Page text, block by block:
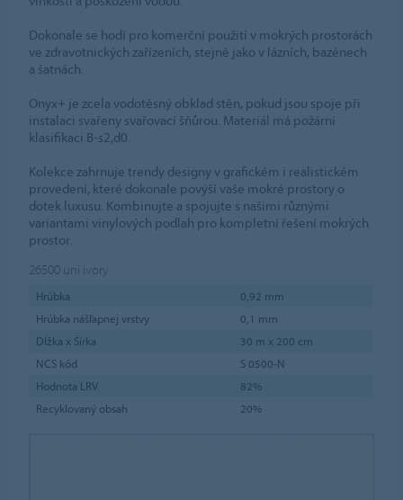
Dokonale se hodí pro komerční použití v mokrých prostorách
ve zdravotnických zařízeních, stejně jako v lázních, bazénech
a šatnách.
Onyx+ je zcela vodotěsný obklad stěn, pokud jsou spoje při
instalaci svařeny svařovací šňůrou. Materiál má požární
klasifikaci B-s2,d0.
Kolekce zahrnuje trendy designy v grafickém i realistickém
provedení, které dokonale povýší vaše mokré prostory o
dotek luxusu. Kombinujte a spojujte s našimi různými
variantami vinylových podlah pro kompletní řešení mokrých
prostor.
26500 uni ivory
Hrúbka
0,92 mm
Hrúbka nášľapnej vrstvy
0,1 mm
Dĺžka x Šírka
30 m x 200 cm
NCS kód
S 0500-N
Hodnota LRV
82%
Recyklovaný obsah
20%